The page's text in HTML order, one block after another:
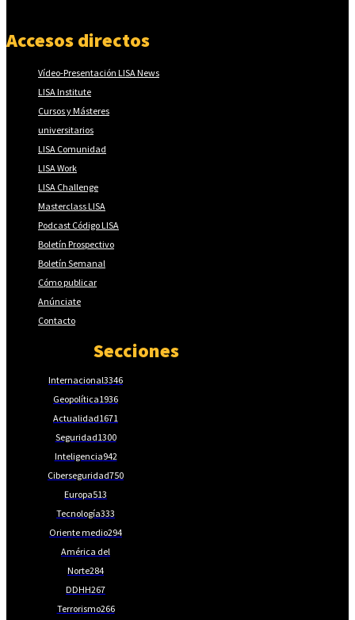
Accesos directos
Vídeo-Presentación LISA News
LISA Institute
Cursos y Másteres
universitarios
LISA Comunidad
LISA Work
LISA Challenge
Masterclass LISA
Podcast Código LISA
Boletín Prospectivo
Boletín Semanal
Cómo publicar
Anúnciate
Contacto
Secciones
Internacional3346
Geopolítica1936
Actualidad1671
Seguridad1300
Inteligencia942
Ciberseguridad750
Europa513
Tecnología333
Oriente medio294
América del
Norte284
DDHH267
Terrorismo266